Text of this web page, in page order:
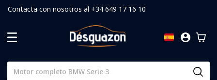
Contacta con nosotros al +34 649 17 16 10